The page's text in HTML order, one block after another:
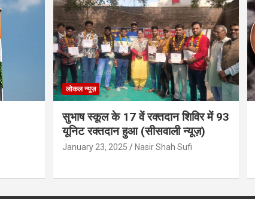
लोकल न्यूज़
सुभाष स्कूल के 17 वें रक्तदान शिविर में 93
यूनिट रक्तदान हुआ (सीसवाली न्यूज़)
January 23, 2025 Nasir Shah Sufi